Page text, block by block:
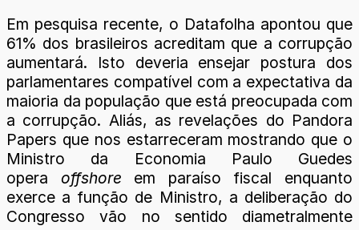
Em pesquisa recente, o Datafolha apontou que
61% dos brasileiros acreditam que a corrupção
aumentará. Isto deveria ensejar postura dos
parlamentares compatível com a expectativa da
maioria da população que está preocupada com
a corrupção. Aliás, as revelações do Pandora
Papers que nos estarreceram mostrando que o
Ministro da Economia Paulo Guedes
opera offshore em paraíso fiscal enquanto
exerce a função de Ministro, a deliberação do
Congresso vão no sentido diametralmente